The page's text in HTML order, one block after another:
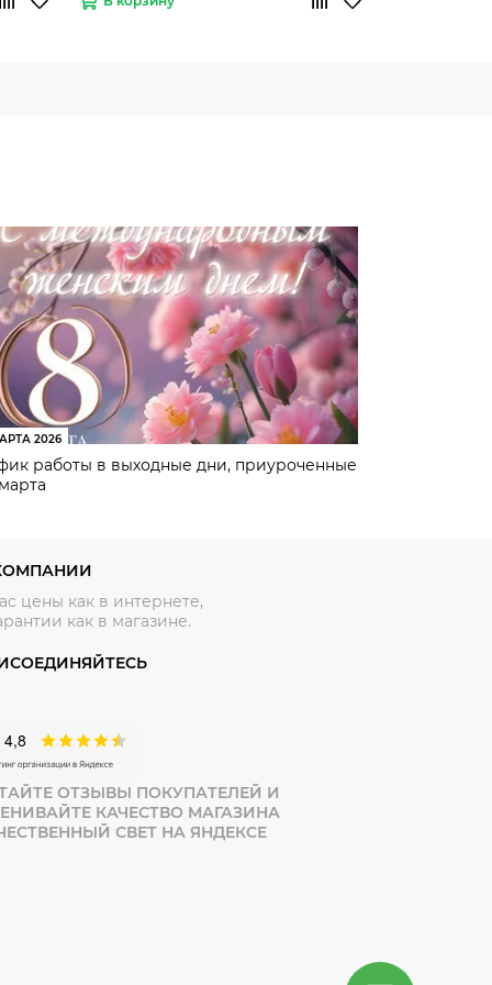
2026
работы в выходные дни, приуроченные
цены как в интернете,
как в магазине.
ОТЗЫВЫ ПОКУПАТЕЛЕЙ И
КАЧЕСТВО МАГАЗИНА
СВЕТ НА ЯНДЕКСЕ